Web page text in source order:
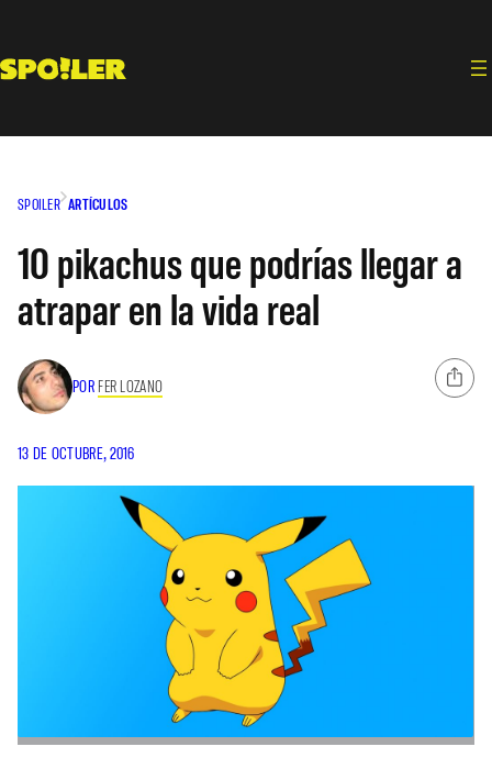
contenido
SPOILER ARTÍCULOS
10 pikachus que podrías llegar a
atrapar en la vida real
POR FER LOZANO
13 DE OCTUBRE, 2016